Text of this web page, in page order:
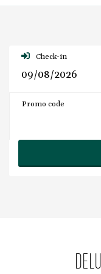
Check-in
Promo code